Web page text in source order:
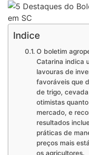
Indice
O boletim
Catarina indica
lavouras de
favoráveis que
de trigo,
otimistas
mercado, e
resultados
práticas de
preços mais
os agricultores.